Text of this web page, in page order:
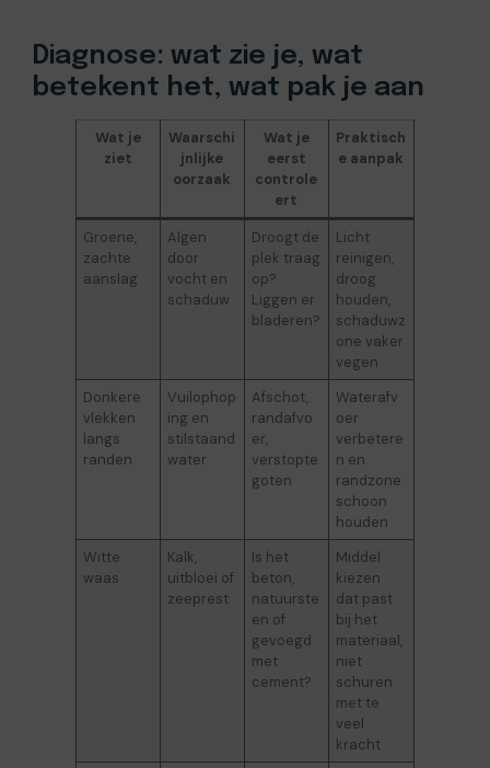
Diagnose: wat zie je, wat
betekent het, wat pak je aan
Wat je
ziet
Waarschi
jnlijke
oorzaak
Wat je
eerst
controle
ert
Praktisch
e aanpak
Groene,
zachte
aanslag
Algen
door
vocht en
schaduw
Droogt de
plek traag
op?
Liggen er
bladeren?
Licht
reinigen,
droog
houden,
schaduwz
one vaker
vegen
Donkere
vlekken
langs
randen
Vuilophop
ing en
stilstaand
water
Afschot,
randafvo
er,
verstopte
goten
Waterafv
oer
verbetere
n en
randzone
schoon
houden
Witte
waas
Kalk,
uitbloei of
zeeprest
Is het
beton,
natuurste
en of
gevoegd
met
cement?
Middel
kiezen
dat past
bij het
materiaal,
niet
schuren
met te
veel
kracht